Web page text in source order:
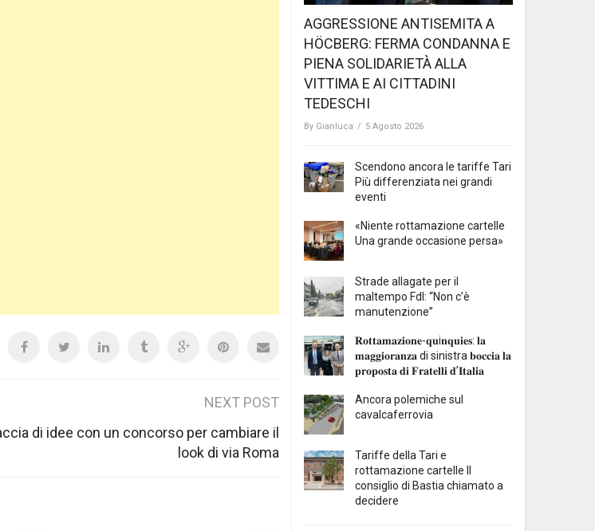
NEXT POST
di idee con un concorso per cambiare il
look di via Roma
AGGRESSIONE ANTISEMITA A
HÖCBERG: FERMA CONDANNA E
PIENA SOLIDARIETÀ ALLA
VITTIMA E AI CITTADINI
TEDESCHI
By Gianluca / 5 Agosto 2026
Scendono ancora le tariffe Tari
Più differenziata nei grandi
eventi
«Niente rottamazione cartelle
Una grande occasione persa»
Strade allagate per il
maltempo FdI: “Non c’è
manutenzione”
𝐑𝐨𝐭𝐭𝐚𝐦𝐚𝐳𝐢𝐨𝐧𝐞-𝐪𝐮i𝐧𝐪𝐮𝐢𝐞𝐬: 𝐥𝐚
𝐦𝐚𝐠𝐠𝐢𝐨𝐫𝐚𝐧𝐳𝐚 di sinistra 𝐛𝐨𝐜𝐜𝐢𝐚 𝐥𝐚
𝐩𝐫𝐨𝐩𝐨𝐬𝐭𝐚 𝐝𝐢 𝐅𝐫𝐚𝐭𝐞𝐥𝐥𝐢 𝐝’𝐈𝐭𝐚𝐥𝐢𝐚
Ancora polemiche sul
cavalcaferrovia
Tariffe della Tari e
rottamazione cartelle Il
consiglio di Bastia chiamato a
decidere